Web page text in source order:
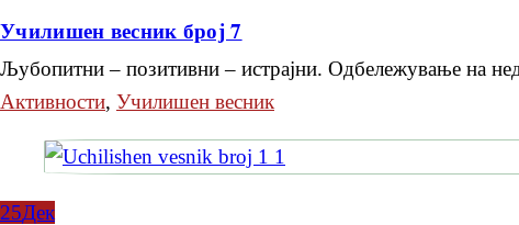
Училишен весник број 7
Љубопитни – позитивни – истрајни. Одбележување на
Активности, Училишен весник
25Дек